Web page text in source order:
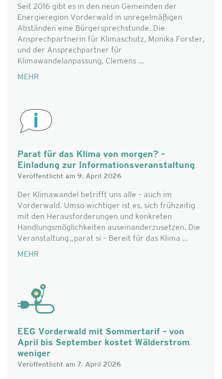
Seit 2016 gibt es in den neun Gemeinden der
Energieregion Vorderwald in unregelmäßigen
Abständen eine Bürgersprechstunde. Die
Ansprechpartnerin für Klimaschutz, Monika Forster,
und der Ansprechpartner für
Klimawandelanpassung, Clemens ...
MEHR
Parat für das Klima von morgen? –
Einladung zur Informationsveranstaltung
Veröffentlicht am 9. April 2026
Der Klimawandel betrifft uns alle – auch im
Vorderwald. Umso wichtiger ist es, sich frühzeitig
mit den Herausforderungen und konkreten
Handlungsmöglichkeiten auseinanderzusetzen. Die
Veranstaltung „parat si – Bereit für das Klima ...
MEHR
EEG Vorderwald mit Sommertarif – von
April bis September kostet Wälderstrom
weniger
Veröffentlicht am 7. April 2026